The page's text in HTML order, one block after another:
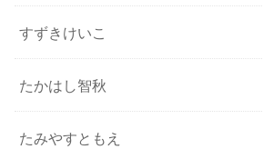
すずきけいこ
たかはし智秋
たみやすともえ